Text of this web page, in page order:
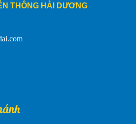
THÔNG HẢI DƯƠNG